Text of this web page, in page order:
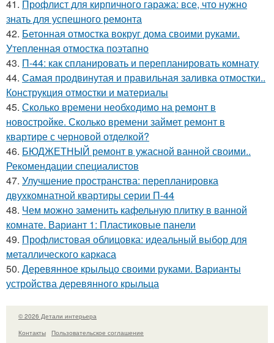
41. Профлист для кирпичного гаража: все, что нужно
знать для успешного ремонта
42. Бетонная отмостка вокруг дома своими руками.
Утепленная отмостка поэтапно
43. П-44: как спланировать и перепланировать комнату
44. Самая продвинутая и правильная заливка отмостки..
Конструкция отмостки и материалы
45. Сколько времени необходимо на ремонт в
новостройке. Сколько времени займет ремонт в
квартире с черновой отделкой?
46. БЮДЖЕТНЫЙ ремонт в ужасной ванной своими..
Рекомендации специалистов
47. Улучшение пространства: перепланировка
двухкомнатной квартиры серии П-44
48. Чем можно заменить кафельную плитку в ванной
комнате. Вариант 1: Пластиковые панели
49. Профлистовая облицовка: идеальный выбор для
металлического каркаса
50. Деревянное крыльцо своими руками. Варианты
устройства деревянного крыльца
© 2026 Детали интерьера
Контакты
Пользовательское соглашение